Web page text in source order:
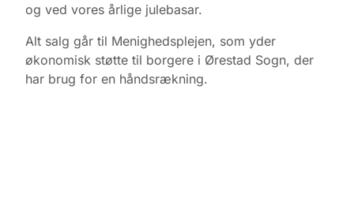
og ved vores årlige julebasar.
Alt salg går til Menighedsplejen, som yder
økonomisk støtte til borgere i Ørestad Sogn, der
har brug for en håndsrækning.